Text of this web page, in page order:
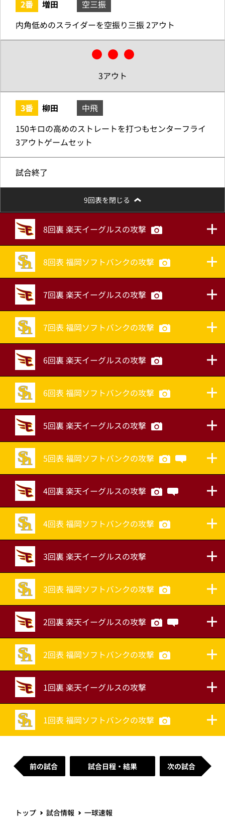
2番 増田
空三振
内角低めのスライダーを空振り三振 2アウト
3アウト
3番 柳田
中飛
150キロの高めのストレートを打つもセンターフライ
3アウトゲームセット
試合終了
9回表を閉じる
8回裏 楽天イーグルスの攻撃
8回表 福岡ソフトバンクの攻撃
7回裏 楽天イーグルスの攻撃
7回表 福岡ソフトバンクの攻撃
6回裏 楽天イーグルスの攻撃
6回表 福岡ソフトバンクの攻撃
5回裏 楽天イーグルスの攻撃
5回表 福岡ソフトバンクの攻撃
4回裏 楽天イーグルスの攻撃
4回表 福岡ソフトバンクの攻撃
3回裏 楽天イーグルスの攻撃
3回表 福岡ソフトバンクの攻撃
2回裏 楽天イーグルスの攻撃
2回表 福岡ソフトバンクの攻撃
1回裏 楽天イーグルスの攻撃
1回表 福岡ソフトバンクの攻撃
前の試合 試合日程・結果 次の試合
トップ 試合情報 一球速報